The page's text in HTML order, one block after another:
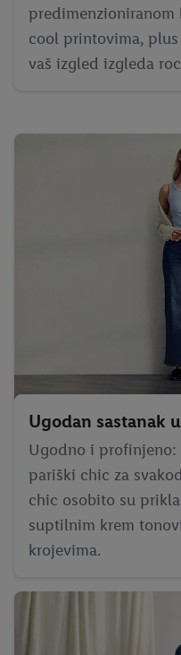
cool printovima,
vaš izgled izgleda
Ugodan sastanak
Ugodno i profinjeno:
pariški chic za
chic osobito su
suptilnim krem
krojevima.